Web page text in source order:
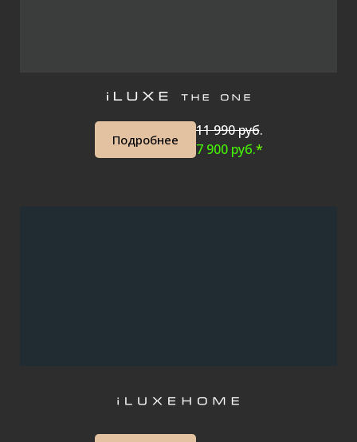
Подробнее
11 990 руб.
7 900 руб.*